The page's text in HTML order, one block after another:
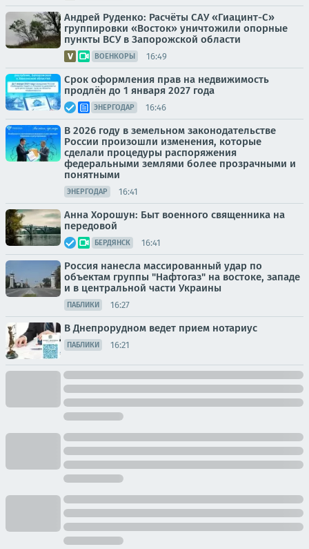
Андрей Руденко: Расчёты САУ «Гиацинт-С»
группировки «Восток» уничтожили опорные
пункты ВСУ в Запорожской области
ВОЕНКОРЫ 16:49
Срок оформления прав на недвижимость
продлён до 1 января 2027 года
ЭНЕРГОДАР 16:46
В 2026 году в земельном законодательстве
России произошли изменения, которые
сделали процедуры распоряжения
федеральными землями более прозрачными и
понятными
ЭНЕРГОДАР 16:41
Анна Хорошун: Быт военного священника на
передовой
БЕРДЯНСК 16:41
Россия нанесла массированный удар по
объектам группы "Нафтогаз" на востоке, западе
и в центральной части Украины
ПАБЛИКИ 16:27
В Днепрорудном ведет прием нотариус
ПАБЛИКИ 16:21